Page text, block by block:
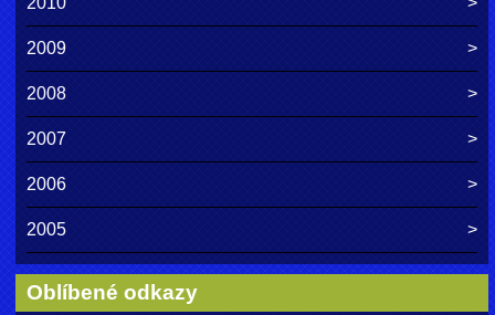
2009
2008
2007
2006
2005
Oblíbené odkazy